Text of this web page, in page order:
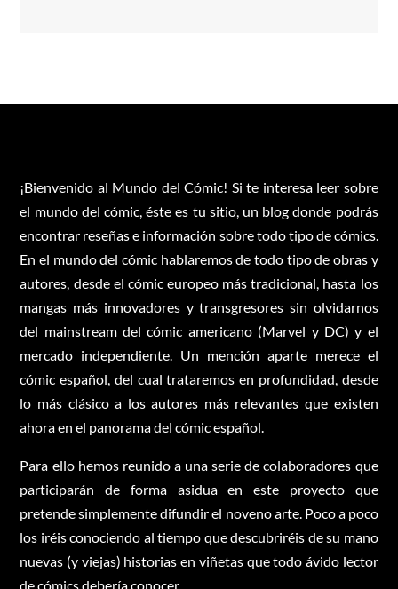
¡Bienvenido al Mundo del Cómic! Si te interesa leer sobre
el mundo del cómic, éste es tu sitio, un blog donde podrás
encontrar reseñas e información sobre todo tipo de cómics.
En el mundo del cómic hablaremos de todo tipo de obras y
autores, desde el cómic europeo más tradicional, hasta los
mangas más innovadores y transgresores sin olvidarnos
del mainstream del cómic americano (Marvel y DC) y el
mercado independiente. Un mención aparte merece el
cómic español, del cual trataremos en profundidad, desde
lo más clásico a los autores más relevantes que existen
ahora en el panorama del cómic español.
Para ello hemos reunido a una serie de colaboradores que
participarán de forma asidua en este proyecto que
pretende simplemente difundir el noveno arte. Poco a poco
los iréis conociendo al tiempo que descubriréis de su mano
nuevas (y viejas) historias en viñetas que todo ávido lector
de cómics debería conocer.